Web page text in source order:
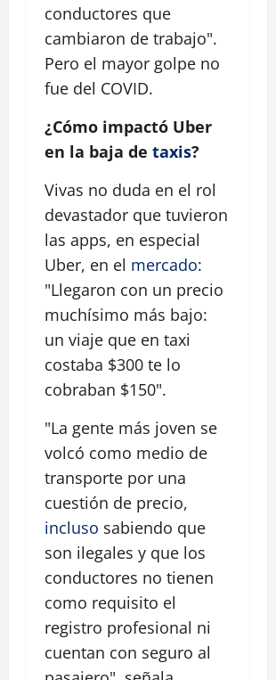
conductores que
cambiaron de trabajo".
Pero el mayor golpe no
fue del COVID.
¿Cómo impactó Uber
en la baja de taxis?
Vivas no duda en el rol
devastador que tuvieron
las apps, en especial
Uber, en el mercado:
"Llegaron con un precio
muchísimo más bajo:
un viaje que en taxi
costaba $300 te lo
cobraban $150".
"La gente más joven se
volcó como medio de
transporte por una
cuestión de precio,
incluso sabiendo que
son ilegales y que los
conductores no tienen
como requisito el
registro profesional ni
cuentan con seguro al